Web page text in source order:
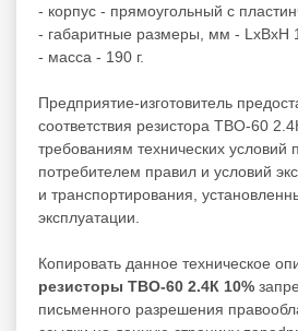
- корпус - прямоугольный с
- габаритные размеры, мм - LxBxH
- масса - 190 г.
Предприятие-изготовитель
соответствия резистора ТВО-60
требованиям технических условий
потребителем правил и условий
и транспортирования,
эксплуатации.
Копировать данное техническое
резисторы ТВО-60 2.4К 10%
письменного разрешения